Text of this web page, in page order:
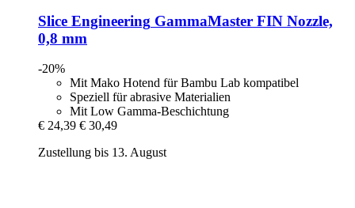
Slice Engineering GammaMaster FIN Nozzle,
0,8 mm
-20%
Mit Mako Hotend für Bambu Lab kompatibel
Speziell für abrasive Materialien
Mit Low Gamma-Beschichtung
€ 24,39 € 30,49
Zustellung bis 13. August